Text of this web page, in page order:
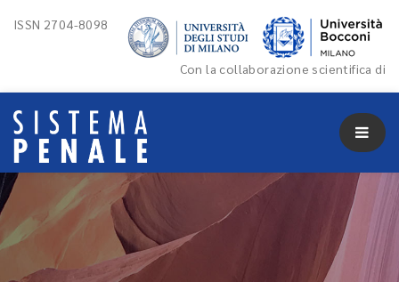
ISSN 2704-8098
Con la collaborazione scientifica di